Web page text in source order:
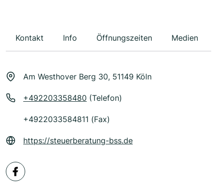
Kontakt Info Öffnungszeiten Medien
Am Westhover Berg 30, 51149 Köln
+492203358480 (Telefon)
+4922033584811 (Fax)
https://steuerberatung-bss.de